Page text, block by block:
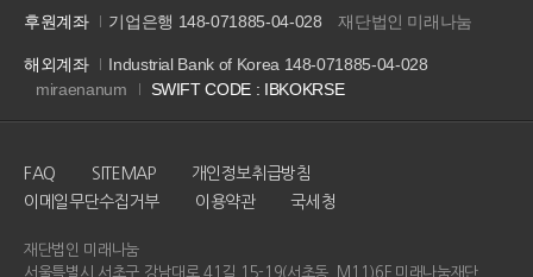
서류심사 →
2차 면접
심사 → 최종
합격할 수
있으나 우리
선택하면 타
일정은
2025년 2월
사정으로
인해 아래와
1차 서류심사
→ 2차 면접
후원계좌 기업은행 148-071885-04-028 재단법인 미래나눔
해외계좌
Industrial Bank of Korea 148-071885-04-028
miraenanum
SWIFT CODE : IBKOKRSE
FAQ SITEMAP
개인정보취급방침
이메일무단수집거부
이용약관 국세청
재단법인 미래나눔
서울특별시 서초구 강남대로 41길 15-19(서초동, M11)6F 미래나눔재단